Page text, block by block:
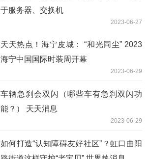
于服务器、交换机
2023-06-27
天天热点！海宁皮城： “和光同尘” 2023
海宁中国国际时装周开幕
2023-06-29
车辆急刹会双闪（哪些车有急刹双闪功
能？） 天天消息
2023-06-29
如何打造“认知障碍友好社区”？虹口曲阳